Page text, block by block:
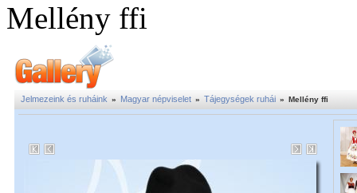
Mellény ffi
Jelmezeink és ruháink » Magyar népviselet » Tájegységek ruhái » Mellény ffi